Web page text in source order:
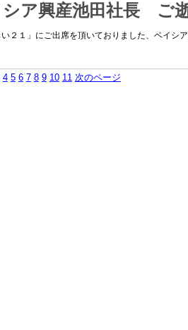
ア興産池田社長 ご
１」にご出席を頂いておりました、ベイシ
4 5 6 7 8 9 10 11 次のページ